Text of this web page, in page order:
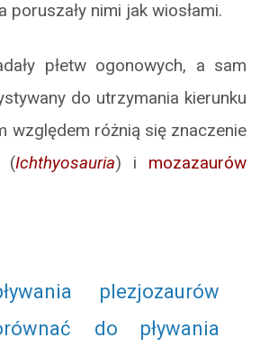
poruszały nimi jak wiosłami.
płetw ogonowych, a sam
do utrzymania kierunku
względem różnią się znaczenie
(Ichthyosauria) i mozazaurów
plezjozaurów
do pływania